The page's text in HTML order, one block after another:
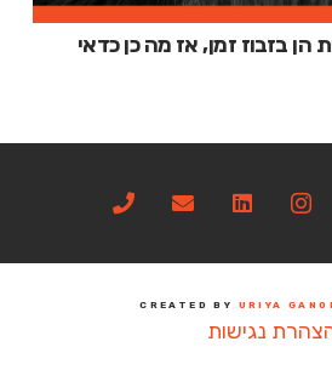
בזבוז זמן, אז מה כן כדאי
CREATED BY URIYA
נגישות